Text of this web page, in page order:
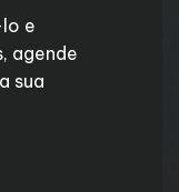
e
agende
sua